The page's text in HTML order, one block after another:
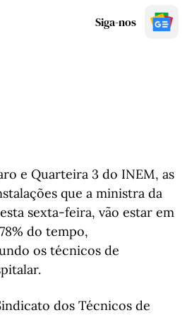
Siga-nos
e Quarteira 3 do INEM, as
que a ministra da
sexta-feira, vão estar em
do tempo,
os técnicos de
dos Técnicos de